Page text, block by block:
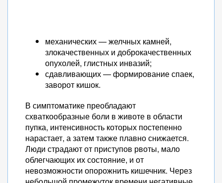
механических — желчных камней,
злокачественных и доброкачественных
опухолей, глистных инвазий;
сдавливающих — формирование спаек,
заворот кишок.
В симптоматике преобладают
схваткообразные боли в животе в области
пупка, интенсивность которых постепенно
нарастает, а затем также плавно снижается.
Люди страдают от приступов рвоты, мало
облегчающих их состояние, и от
невозможности опорожнить кишечник. Через